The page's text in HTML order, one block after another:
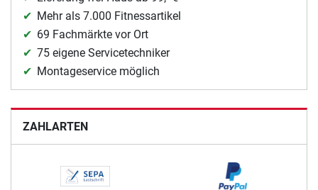
Mehr als 7.000 Fitnessartikel
69 Fachmärkte vor Ort
75 eigene Servicetechniker
Montageservice möglich
ZAHLARTEN